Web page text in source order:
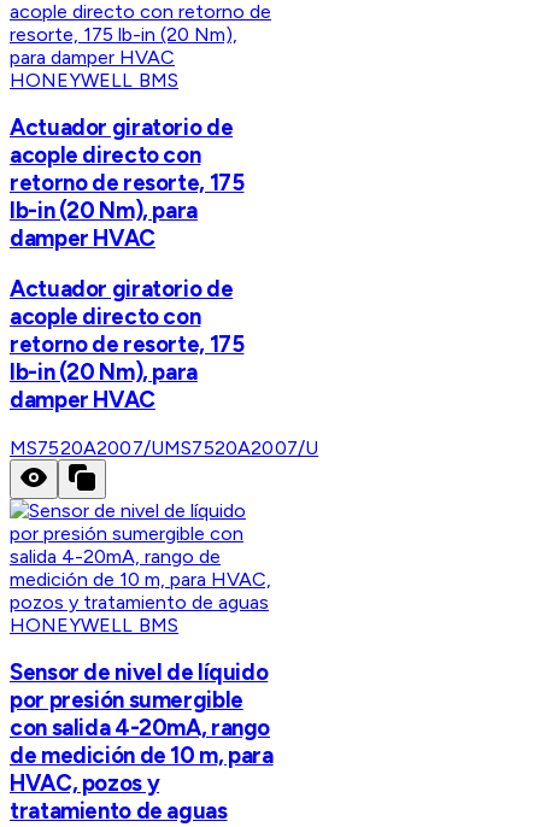
HONEYWELL BMS
Actuador giratorio de
acople directo con
retorno de resorte, 175
lb-in (20 Nm), para
damper HVAC
Actuador giratorio de
acople directo con
retorno de resorte, 175
lb-in (20 Nm), para
damper HVAC
MS7520A2007/UMS7520A2007/U
HONEYWELL BMS
Sensor de nivel de líquido
por presión sumergible
con salida 4-20mA, rango
de medición de 10 m, para
HVAC, pozos y
tratamiento de aguas